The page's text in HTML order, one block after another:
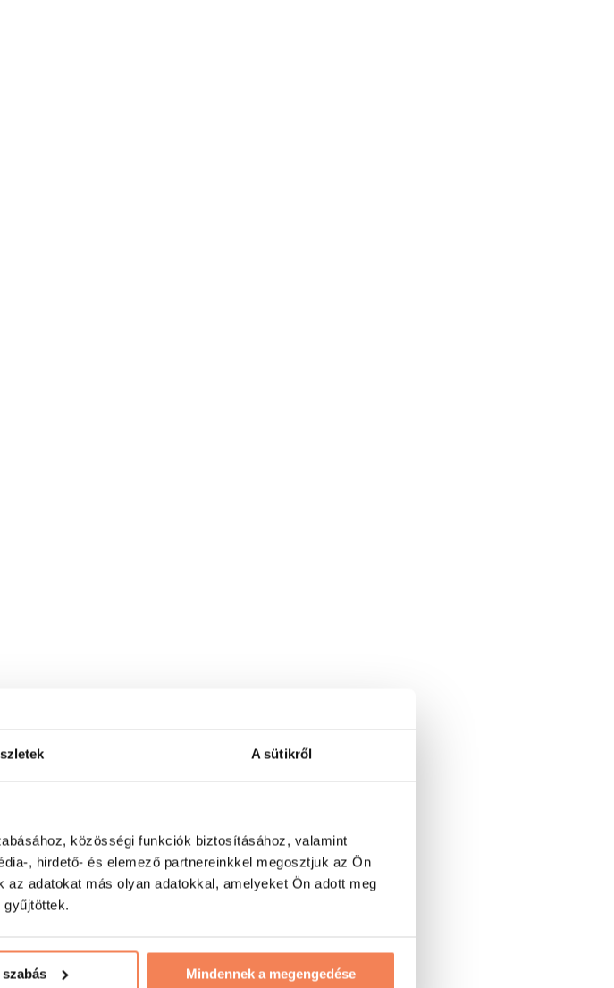
A sütikről
közösségi funkciók biztosításához, valamint
, hirdető- és elemező partnereinkkel megosztjuk az Ön
adatokat más olyan adatokkal, amelyeket Ön adott meg
Mindennek a megengedése